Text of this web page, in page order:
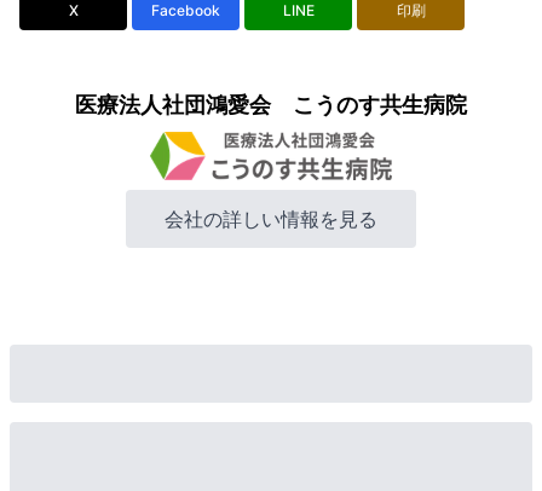
X Facebook LINE 印刷
医療法人社団鴻愛会 こうのす共生病院
会社の詳しい情報を見る